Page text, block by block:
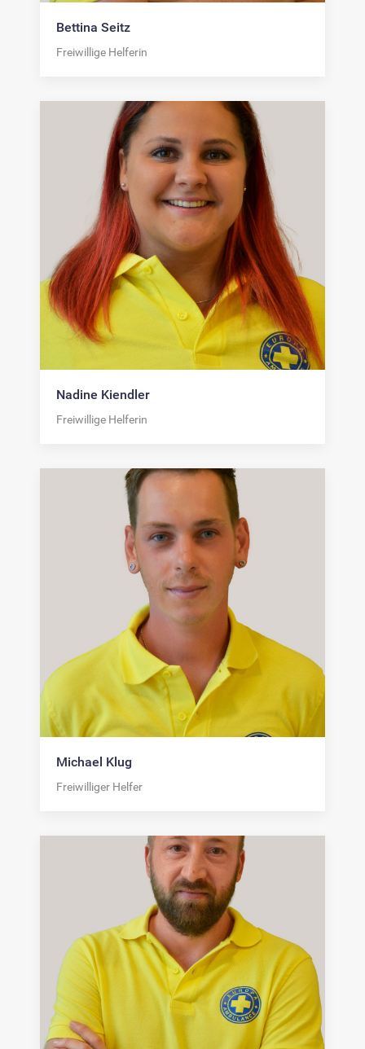
Bettina Seitz
Freiwillige Helferin
Nadine Kiendler
Freiwillige Helferin
Michael Klug
Freiwilliger Helfer